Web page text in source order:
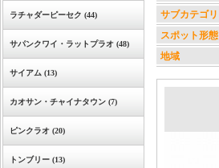
ラチャダーピーセク (44)
サパンクワイ・ラットプラオ (48)
サイアム (13)
カオサン・チャイナタウン (7)
ピンクラオ (20)
トンブリー (13)
サブカテゴリ
スポット形態
地域